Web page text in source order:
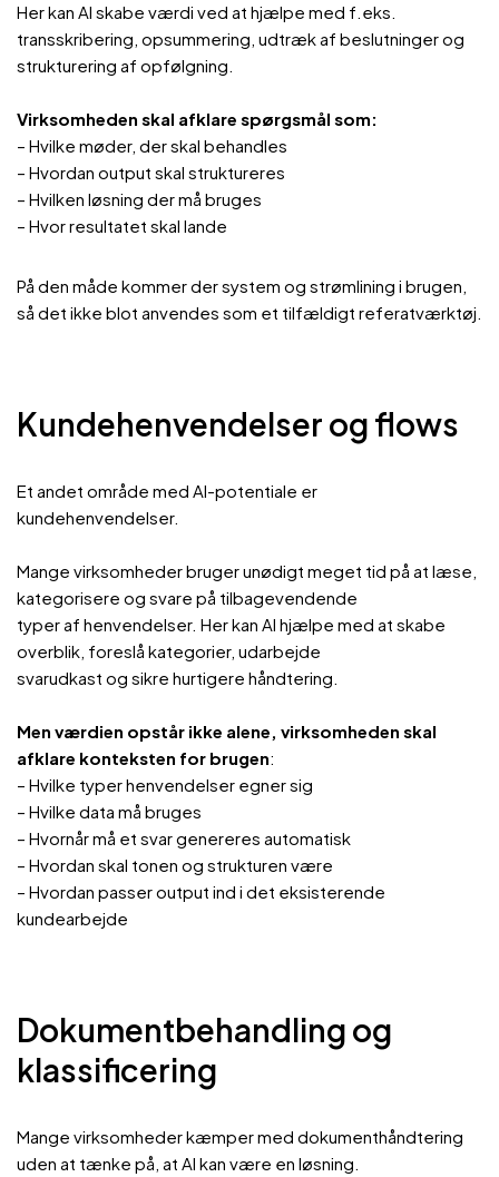
Her kan AI skabe værdi ved at hjælpe med f.eks.
transskribering, opsummering, udtræk af beslutninger og
strukturering af opfølgning.
Virksomheden skal afklare spørgsmål som:
– Hvilke møder, der skal behandles
– Hvordan output skal struktureres
– Hvilken løsning der må bruges
– Hvor resultatet skal lande
På den måde kommer der system og strømlining i brugen,
så det ikke blot anvendes som et tilfældigt referatværktøj.
Kundehenvendelser og flows
Et andet område med AI-potentiale er
kundehenvendelser.
Mange virksomheder bruger unødigt meget tid på at læse,
kategorisere og svare på tilbagevendende
typer af henvendelser. Her kan AI hjælpe med at skabe
overblik, foreslå kategorier, udarbejde
svarudkast og sikre hurtigere håndtering.
Men værdien opstår ikke alene, virksomheden skal
afklare konteksten for brugen:
– Hvilke typer henvendelser egner sig
– Hvilke data må bruges
– Hvornår må et svar genereres automatisk
– Hvordan skal tonen og strukturen være
– Hvordan passer output ind i det eksisterende
kundearbejde
Dokumentbehandling og
klassificering
Mange virksomheder kæmper med dokumenthåndtering
uden at tænke på, at AI kan være en løsning.